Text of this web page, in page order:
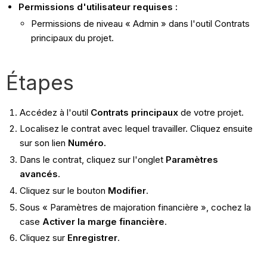
Permissions d'utilisateur requises :
Permissions de niveau « Admin » dans l'outil Contrats
principaux du projet.
Étapes
Accédez à l'outil Contrats principauxde votre projet.
Localisez le contrat avec lequel travailler. Cliquez ensuite
sur son lien Numéro.
Dans le contrat, cliquez sur l'onglet Paramètres
avancés.
Cliquez sur le bouton Modifier.
Sous « Paramètres de majoration financière », cochez la
case Activer la marge financière.
Cliquez sur Enregistrer.